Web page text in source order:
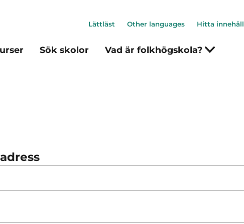
Sök skolor Vad är folkhögskola?
Lättläst Other languages Hitta innehåll